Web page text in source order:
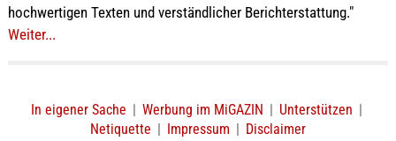
hochwertigen Texten und verständlicher Berichterstattung."
Weiter...
In eigener Sache | Werbung im MiGAZIN | Unterstützen |
Netiquette | Impressum | Disclaimer